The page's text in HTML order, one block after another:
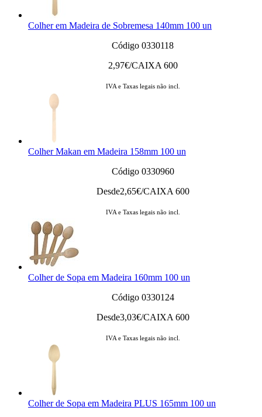
Colher em Madeira de Sobremesa 140mm 100 un
Código 0330118
2,97€/CAIXA 600
IVA e Taxas legais não incl.
Colher Makan em Madeira 158mm 100 un
Código 0330960
Desde2,65€/CAIXA 600
IVA e Taxas legais não incl.
Colher de Sopa em Madeira 160mm 100 un
Código 0330124
Desde3,03€/CAIXA 600
IVA e Taxas legais não incl.
Colher de Sopa em Madeira PLUS 165mm 100 un